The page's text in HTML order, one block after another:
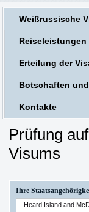
Weißrussische
Reiseleistungen
Erteilung der
Botschaften
Kontakte
Prüfung
Visums
Ihre
Heard Island and